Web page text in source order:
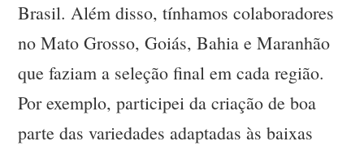
Brasil. Além disso, tínhamos colaboradores
no Mato Grosso, Goiás, Bahia e Maranhão
que faziam a seleção final em cada região.
Por exemplo, participei da criação de boa
parte das variedades adaptadas às baixas